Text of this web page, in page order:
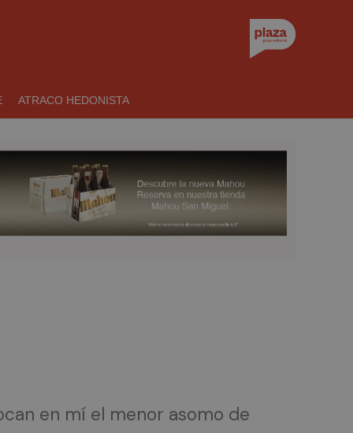
ATRACO HEDONISTA
en mí el menor asomo de